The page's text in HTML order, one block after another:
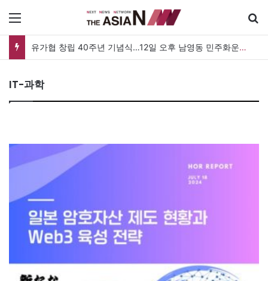
유가협 창립 40주년 기념식…12일 오후 남영동 민주화운동기념관
IT-과학